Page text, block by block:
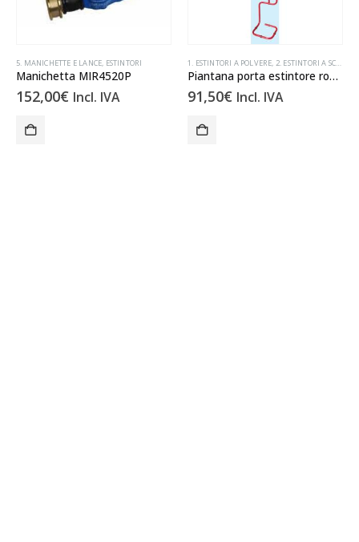
, 3. ESTINTORI A CO2,ESTINTORI
5. MANICHETTE E LANCE, ESTINTORI
Manichetta MIR4520P
152,00€ Incl. IVA
1. ESTINTORI A POLVERE, 2. ESTINTORI A SCHIUMA
Piantana porta estintore rossa
91,50€ Incl. IVA